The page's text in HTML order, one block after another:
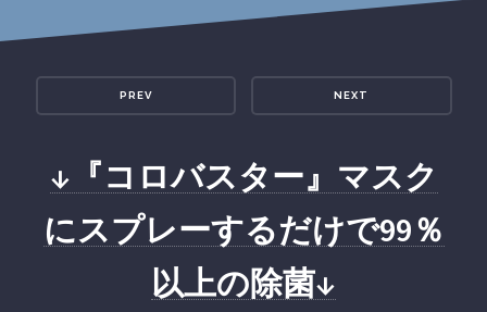
PREV NEXT
↓『コロバスター』マスク
にスプレーするだけで99％
以上の除菌↓